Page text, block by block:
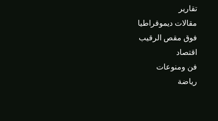
تقارير
مقالات ديموقراطيا
فوق مقص الرقيب
اقتصاد
فن ومنوعات
رياضة